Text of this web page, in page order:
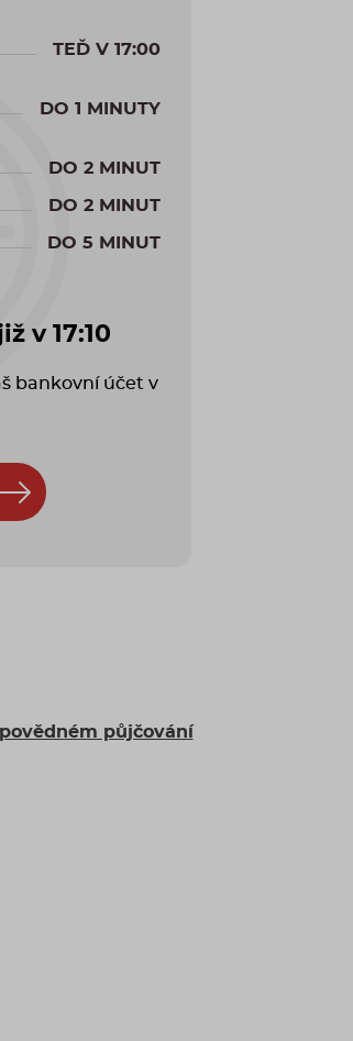
TEĎ V 17:00
DO 1 MINUTY
DO 2 MINUT
DO 2 MINUT
DO 5 MINUT
v 17:10
bankovní účet v
půjčování